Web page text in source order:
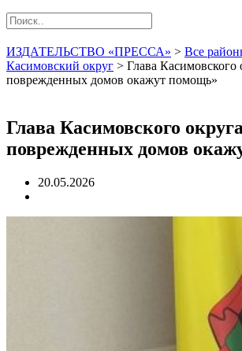
ИЗДАТЕЛЬСТВО «ПРЕССА» > Все
Касимовский округ > Глава
поврежденных домов окажут помощь»
Глава Касимовского
поврежденных домов
20.05.2026